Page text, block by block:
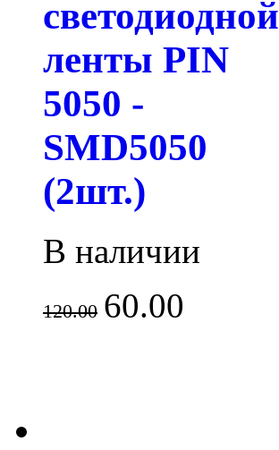
светодиодной
ленты PIN
5050 -
SMD5050
(2шт.)
В наличии
120.00 60.00